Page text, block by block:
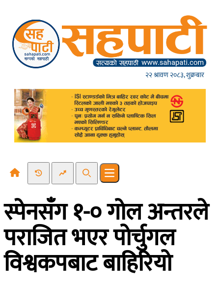
२२ श्रावण २०८३, शुक्रबार
Recent NewsTrending News
SearchOpen main menu
स्पेनसँग १-० गोल अन्तरले
पराजित भएर पोर्चुगल
विश्वकपबाट बाहिरियो